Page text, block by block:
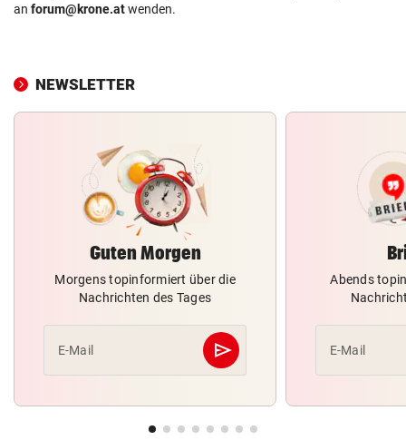
an forum@krone.atwenden.
NEWSLETTER
Guten Morgen
Morgens topinformiert über die
Nachrichten des Tages
E-Mail send
Abschicken
Abends
E-Mail